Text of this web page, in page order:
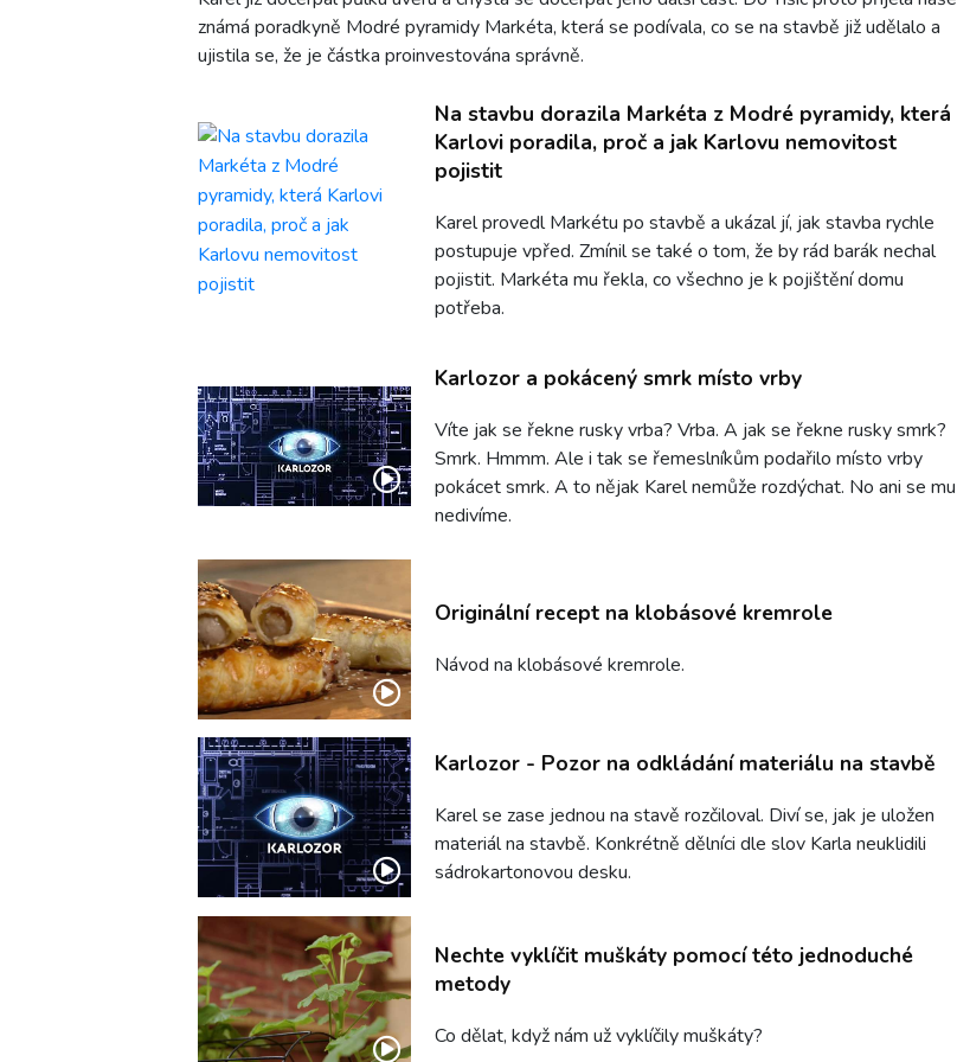
známá poradkyně Modré pyramidy Markéta, která se podívala, co se na stavbě již udělalo a
ujistila se, že je částka proinvestována správně.
Na stavbu dorazila Markéta z Modré pyramidy, která
Karlovi poradila, proč a jak Karlovu nemovitost
pojistit
Karel provedl Markétu po stavbě a ukázal jí, jak stavba rychle
postupuje vpřed. Zmínil se také o tom, že by rád barák nechal
pojistit. Markéta mu řekla, co všechno je k pojištění domu
potřeba.
Karlozor a pokácený smrk místo vrby
Víte jak se řekne rusky vrba? Vrba. A jak se řekne rusky smrk?
Smrk. Hmmm. Ale i tak se řemeslníkům podařilo místo vrby
pokácet smrk. A to nějak Karel nemůže rozdýchat. No ani se mu
nedivíme.
Originální recept na klobásové kremrole
Návod na klobásové kremrole.
Karlozor - Pozor na odkládání materiálu na stavbě
Karel se zase jednou na stavě rozčiloval. Diví se, jak je uložen
materiál na stavbě. Konkrétně dělníci dle slov Karla neuklidili
sádrokartonovou desku.
Nechte vyklíčit muškáty pomocí této jednoduché
metody
Co dělat, když nám už vyklíčily muškáty?